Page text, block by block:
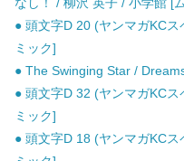
● 頭文字D 20 (ヤンマガKC
ミック]
● The Swinging Star /
● 頭文字D 32 (ヤンマガKC
ミック]
● 頭文字D 18 (ヤンマガKC